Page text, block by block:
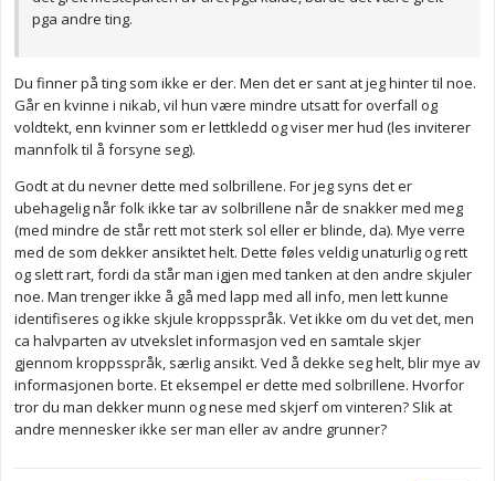
pga andre ting.
Du finner på ting som ikke er der. Men det er sant at jeg hinter til noe.
Går en kvinne i nikab, vil hun være mindre utsatt for overfall og
voldtekt, enn kvinner som er lettkledd og viser mer hud (les inviterer
mannfolk til å forsyne seg).
Godt at du nevner dette med solbrillene. For jeg syns det er
ubehagelig når folk ikke tar av solbrillene når de snakker med meg
(med mindre de står rett mot sterk sol eller er blinde, da). Mye verre
med de som dekker ansiktet helt. Dette føles veldig unaturlig og rett
og slett rart, fordi da står man igjen med tanken at den andre skjuler
noe. Man trenger ikke å gå med lapp med all info, men lett kunne
identifiseres og ikke skjule kroppsspråk. Vet ikke om du vet det, men
ca halvparten av utvekslet informasjon ved en samtale skjer
gjennom kroppsspråk, særlig ansikt. Ved å dekke seg helt, blir mye av
informasjonen borte. Et eksempel er dette med solbrillene. Hvorfor
tror du man dekker munn og nese med skjerf om vinteren? Slik at
andre mennesker ikke ser man eller av andre grunner?